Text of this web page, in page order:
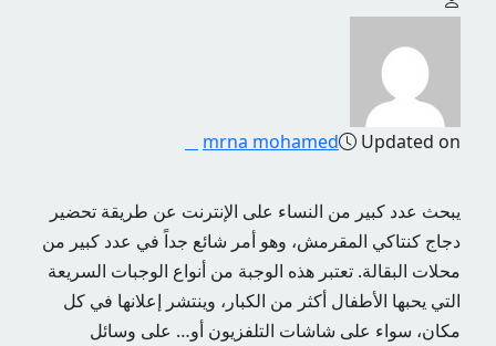
mrna mohamed Updated on
يبحث عدد كبير من النساء على الإنترنت عن طريقة تحضير
دجاج كنتاكي المقرمش، وهو أمر شائع جداً في عدد كبير من
محلات البقالة. تعتبر هذه الوجبة من أنواع الوجبات السريعة
التي يحبها الأطفال أكثر من الكبار، وينتشر إعلانها في كل
مكان، سواء على شاشات التلفزيون أو… على وسائل